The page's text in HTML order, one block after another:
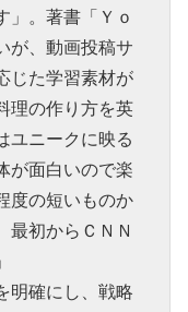
」。著書「Ｙｏ
が、動画投稿サ
じた学習素材が
理の作り方を英
ユニークに映る
が面白いので楽
度の短いものか
最初からＣＮＮ
明確にし、戦略